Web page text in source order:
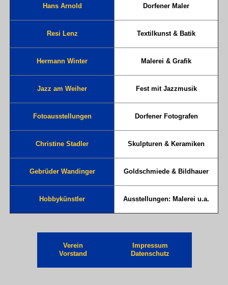
Hans Arnold Dorfener Maler
Resi Lenz Textilkunst & Batik
Hermann Winter Malerei & Grafik
Jazz am Weiher Fest mit Jazzmusik
Fotoausstellungen Dorfener Fotografen
Christine Stadler Skulpturen & Keramiken
Gebrüder Wandinger Goldschmiede & Bildhauer
Hobbykünstler Ausstellungen: Malerei u.a.
Verein
Vorstand
Impressum
Datenschutz